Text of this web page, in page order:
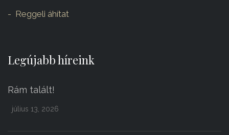
Reggeli áhítat
Legújabb híreink
Rám talált!
július 13, 2026